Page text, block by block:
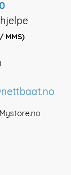
MMS)
Mystore.no